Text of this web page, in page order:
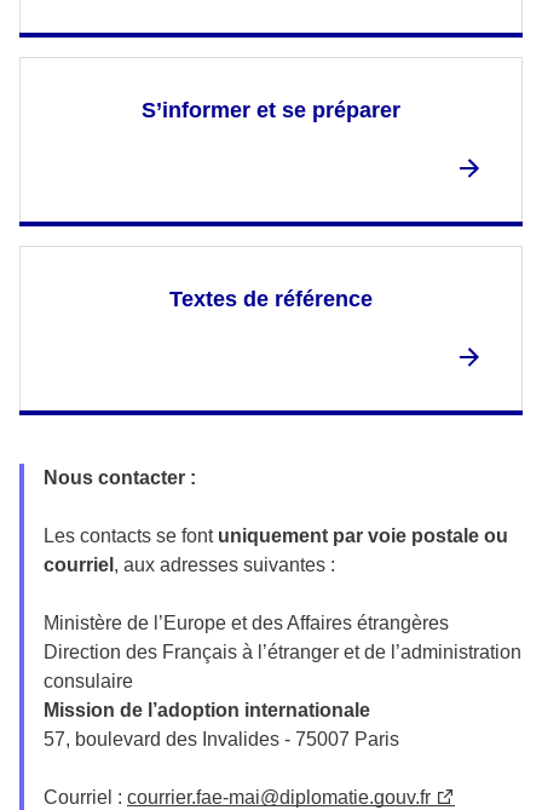
S’informer et se préparer
Textes de référence
Nous contacter :
Les contacts se font uniquement par voie postale ou
courriel , aux adresses suivantes :
Ministère de l’Europe et des Affaires étrangères
Direction des Français à l’étranger et de l’administration
consulaire
Mission de l’adoption internationale
57, boulevard des Invalides - 75007 Paris
Courriel : courrier.fae-mai@diplomatie.gouv.fr